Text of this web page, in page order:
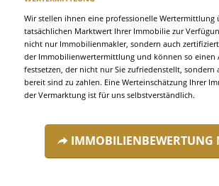
Wir stellen ihnen eine professionelle Wertermittlung
tatsächlichen Marktwert Ihrer Immobilie zur
nicht nur Immobilienmakler, sondern auch
der Immobilienwertermittlung und können so einen
festsetzen, der nicht nur Sie zufriedenstellt, sondern
bereit sind zu zahlen. Eine Werteinschätzung Ihrer
der Vermarktung ist für uns selbstverständlich.
IMMOBILIENBEWERTUNG